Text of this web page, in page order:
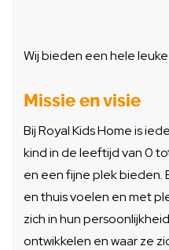
Wij bieden een hele
Missie en visie
Bij Royal Kids Home is
kind in de leeftijd van 0
en een fijne plek bieden.
en thuis voelen en met
zich in hun
ontwikkelen en waar ze